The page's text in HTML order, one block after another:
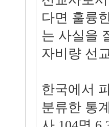
다면 훌륭
는 사실을
자비량 선
한국에서
분류한 통